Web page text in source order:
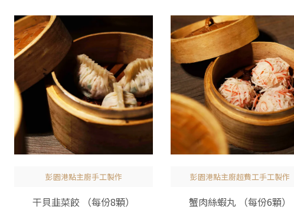
彭園港點主廚手工製作
干貝韭菜餃 （每份8顆）
彭園港點主廚超費工手工製作
蟹肉絲蝦丸 （每份6顆）